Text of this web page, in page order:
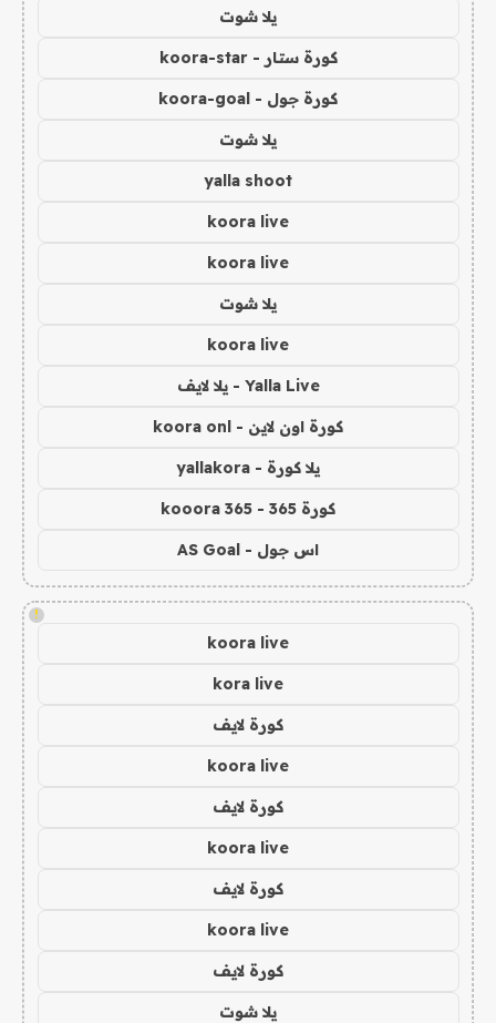
يلا شوت
كورة ستار - koora-star
كورة جول - koora-goal
يلا شوت
yalla shoot
koora live
koora live
يلا شوت
koora live
Yalla Live - يلا لايف
كورة اون لاين - koora onl
يلا كورة - yallakora
كورة 365 - kooora 365
اس جول - AS Goal
!
koora live
kora live
كورة لايف
koora live
كورة لايف
koora live
كورة لايف
koora live
كورة لايف
يلا شوت